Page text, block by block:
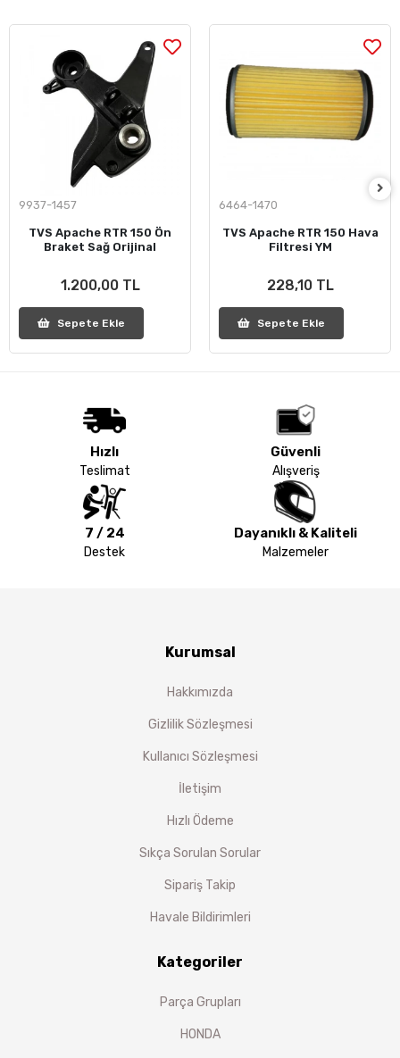
9937-1457
TVS Apache RTR 150 Ön
Braket Sağ Orijinal
1.200,00 TL
Sepete Ekle
6464-1470
TVS Apache RTR 150 Hava
Filtresi YM
228,10 TL
Sepete Ekle
Hızlı
Teslimat
Güvenli
Alışveriş
7 / 24
Destek
Dayanıklı & Kaliteli
Malzemeler
Kurumsal
Hakkımızda
Gizlilik Sözleşmesi
Kullanıcı Sözleşmesi
İletişim
Hızlı Ödeme
Sıkça Sorulan Sorular
Sipariş Takip
Havale Bildirimleri
Kategoriler
Parça Grupları
HONDA